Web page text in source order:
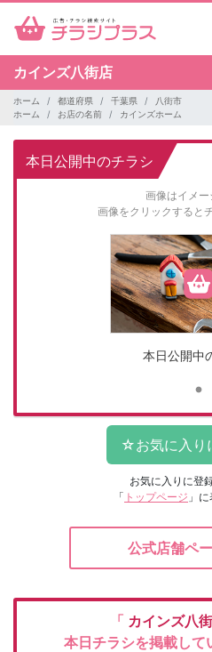
カインズ八街店
ホーム 都道府県 千葉県
八街市
ホーム
お店の名前 カインズホーム
本日公開中のチラシ
画像はイメー
画像をクリックすると
本日公開中
お気に入りに登
「 トップページ 」
公式店舗ペ
「 カインズ八
本日チラシを掲載して